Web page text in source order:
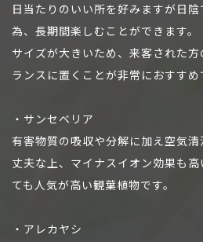
日当たりのいい所を好みますが日
為、長期間楽しむことができます。
サイズが大きいため、来客された
ランスに置くことが非常におすすめ
・サンセベリア
有害物質の吸収や分解に加え空気清
丈夫な上、マイナスイオン効果も
ても人気が高い観葉植物です。
・アレカヤシ